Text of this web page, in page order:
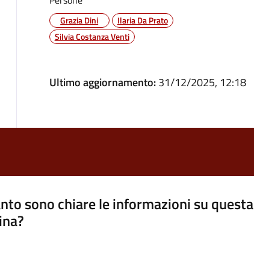
Grazia Dini
Ilaria Da Prato
Silvia Costanza Venti
Ultimo aggiornamento:31/12/2025, 12:18
sono chiare le informazioni su questa
5 stelle su 5